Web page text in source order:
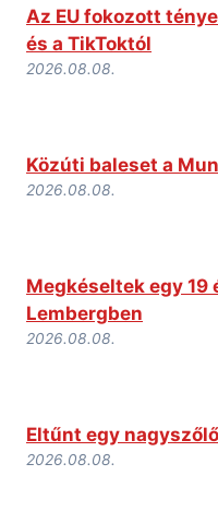
Az EU fokozott
és a TikToktól
2026.08.08.
Közúti baleset a
2026.08.08.
Megkéseltek egy
Lembergben
2026.08.08.
Eltűnt egy
2026.08.08.